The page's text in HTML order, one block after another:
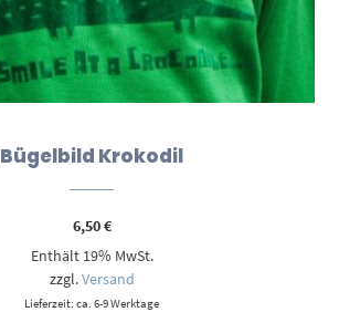
Bügelbild Krokodil
6,50€
Enthält 19% MwSt.
zzgl.Versand
Lieferzeit: ca. 6-9 Werktage